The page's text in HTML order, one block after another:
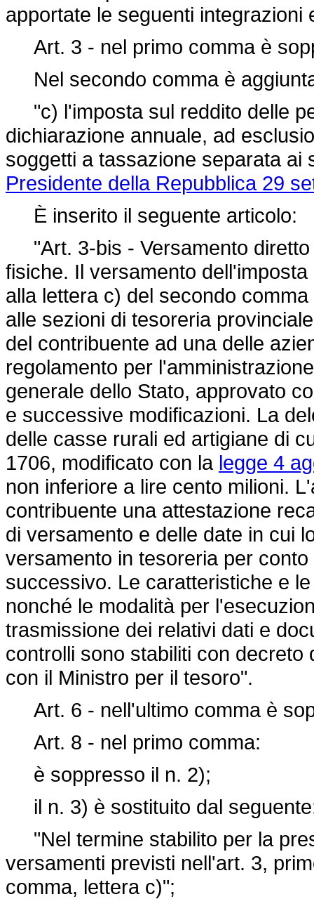
apportate le seguenti integrazioni
Art. 3 - nel primo comma è
Nel secondo comma è
"c) l'imposta sul reddito delle
dichiarazione annuale, ad
soggetti a tassazione separata
Presidente della Repubblica 29
È inserito il seguente articolo:
"Art. 3-bis - Versamento diretto
fisiche. Il versamento
alla lettera c) del secondo
alle sezioni di tesoreria
del contribuente ad una delle
regolamento per
generale dello Stato, approvato
e successive modificazioni. La
delle casse rurali ed artigiane di
1706, modificato con la legge 4
non inferiore a lire cento milioni.
contribuente una attestazione
di versamento e delle date in cui
versamento in tesoreria per
successivo. Le caratteristiche e
nonché le modalità per
trasmissione dei relativi dati e
controlli sono stabiliti con
con il Ministro per il tesoro".
Art. 6 - nell'ultimo comma è
Art. 8 - nel primo comma:
è soppresso il n. 2);
il n. 3) è sostituito dal
"Nel termine stabilito per la
versamenti previsti nell'art. 3,
comma, lettera c)";